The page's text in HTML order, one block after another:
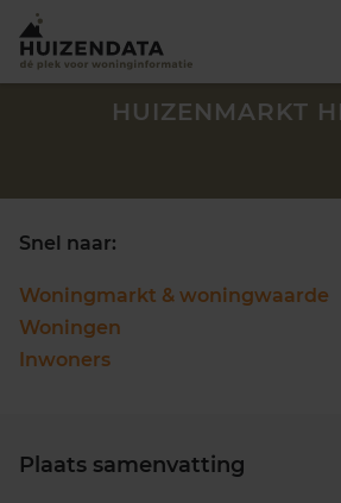
Zoek een woning
HUIZENMARKT
Snel naar:
Woningmarkt & woningwaarde
Woningen
Inwoners
Plaats samenvatting